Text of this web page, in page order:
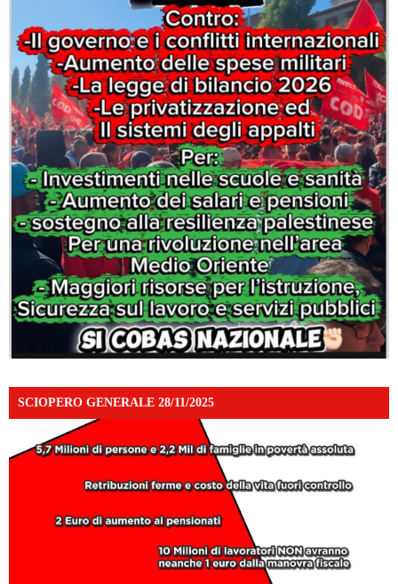
SCIOPERO GENERALE 28/11/2025